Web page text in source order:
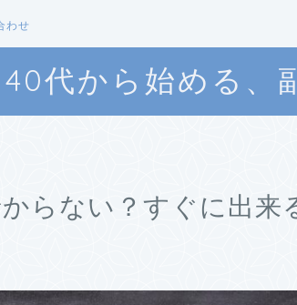
わせ
40代から始める、
らない？すぐに出来